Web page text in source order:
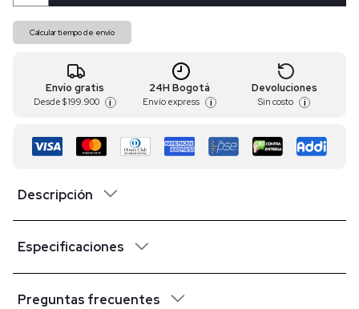
Calcular tiempo de envío
Envío gratis
Desde $ 199.900 i
24H Bogotá
Envío express i
Devoluciones
Sin costo i
Descripción
Especificaciones
Preguntas frecuentes